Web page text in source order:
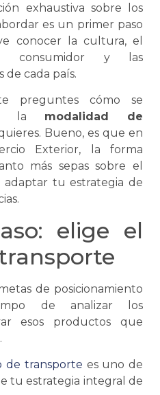
exhaustiva sobre los
es un primer paso
conocer la cultura, el
consumidor y las
de cada país.
preguntes cómo se
la modalidad de
Bueno, es que en
Exterior, la forma
más sepas sobre el
adaptar tu estrategia de
elige el
de posicionamiento
de analizar los
esos productos que
de transporte es uno de
tu estrategia integral de